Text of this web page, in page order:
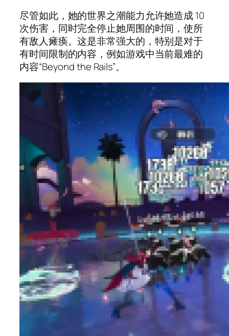
尽管如此，她的世界之潮能力允许她造成 10
次伤害，同时完全停止她周围的时间，使所
有敌人瘫痪。这是非常强大的，特别是对于
有时间限制的内容，例如游戏中当前最难的
内容“Beyond the Rails”。